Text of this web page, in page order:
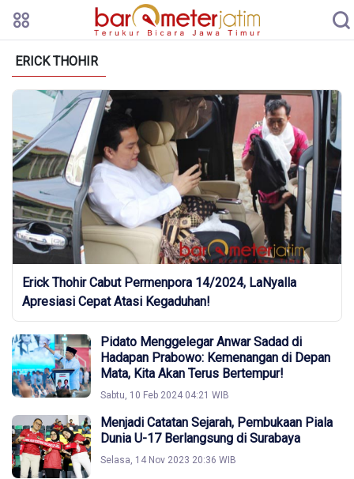
ERICK THOHIR
Erick Thohir Cabut Permenpora 14/2024, LaNyalla
Apresiasi Cepat Atasi Kegaduhan!
Pidato Menggelegar Anwar Sadad di
Hadapan Prabowo: Kemenangan di Depan
Mata, Kita Akan Terus Bertempur!
Sabtu, 10 Feb 2024 04:21 WIB
Menjadi Catatan Sejarah, Pembukaan Piala
Dunia U-17 Berlangsung di Surabaya
Selasa, 14 Nov 2023 20:36 WIB